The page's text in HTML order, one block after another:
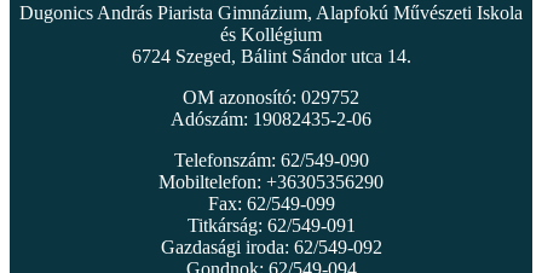
Dugonics András Piarista Gimnázium, Alapfokú Művészeti Iskola
és Kollégium
6724 Szeged, Bálint Sándor utca 14.
OM azonosító: 029752
Adószám: 19082435-2-06
Telefonszám: 62/549-090
Mobiltelefon: +36305356290
Fax: 62/549-099
Titkárság: 62/549-091
Gazdasági iroda: 62/549-092
Gondnok: 62/549-094